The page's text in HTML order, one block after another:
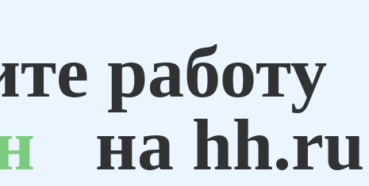
работу
на hh.ru